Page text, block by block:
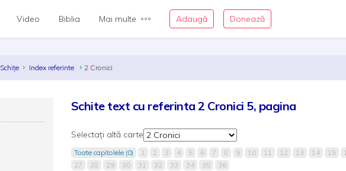
Video Biblia Mai multe Adaugă Donează
Schițe Index referinte 2 Cronici
Schite text cu referinta 2 Cronici 5, pagina
Selectați altă carte
Toate capitolele (0) 1 2 3 4 5 6 7 8 9 10 11 12 13 14 15
27
28 29 30 31 32 33 34 35 36